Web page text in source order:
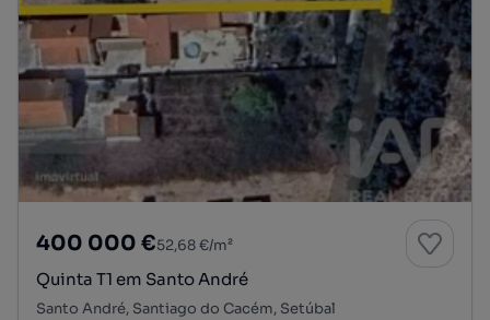
400 000 €52,68 €/m²
Quinta T1 em Santo André
Santo André, Santiago do Cacém, Setúbal